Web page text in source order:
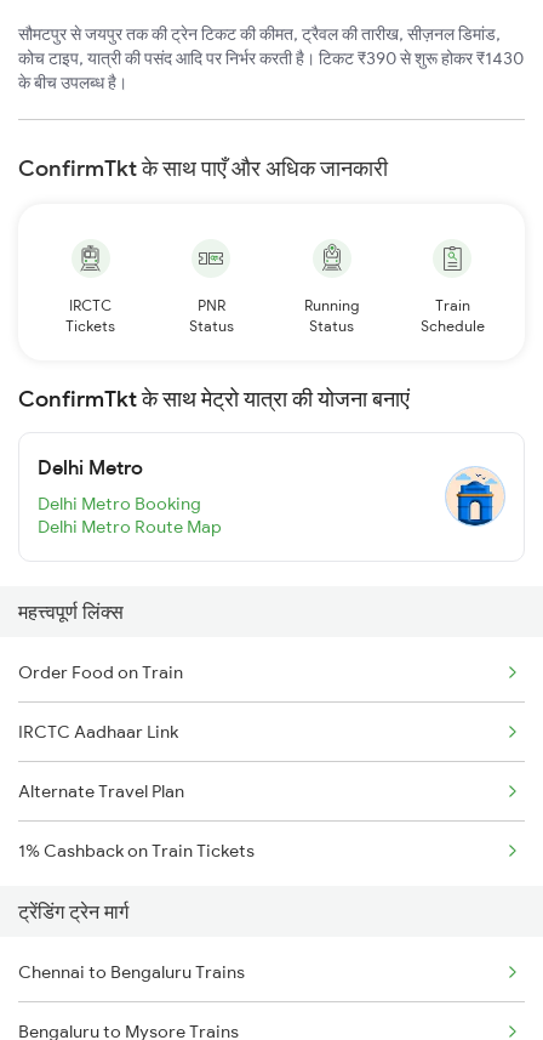
सौमटपुर से जयपुर तक की ट्रेन टिकट की कीमत, ट्रैवल की तारीख, सीज़नल डिमांड,
कोच टाइप, यात्री की पसंद आदि पर निर्भर करती है। टिकट ₹390 से शुरू होकर ₹1430
के बीच उपलब्ध है।
ConfirmTkt के साथ पाएँ और अधिक जानकारी
IRCTC
Tickets
PNR
Status
Running
Status
Train
Schedule
ConfirmTkt के साथ मेट्रो यात्रा की योजना बनाएं
Delhi Metro
Delhi Metro Booking
Delhi Metro Route Map
महत्त्वपूर्ण लिंक्स
Order Food on Train
IRCTC Aadhaar Link
Alternate Travel Plan
1% Cashback on Train Tickets
ट्रेंडिंग ट्रेन मार्ग
Chennai to Bengaluru Trains
Bengaluru to Mysore Trains